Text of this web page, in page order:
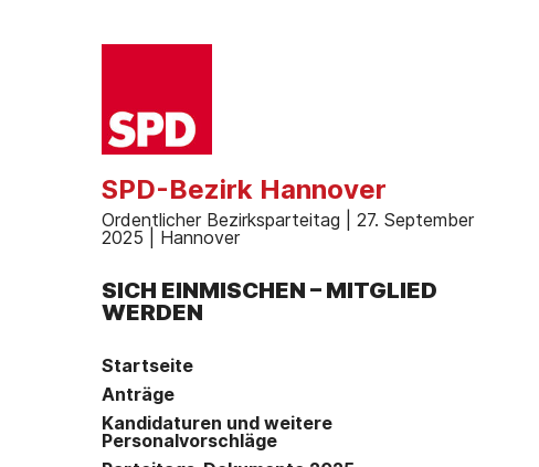
SPD-Bezirk Hannover
Ordentlicher Bezirksparteitag | 27. September
2025 | Hannover
SICH EINMISCHEN – MITGLIED
WERDEN
Startseite
Anträge
Kandidaturen und weitere
Personalvorschläge